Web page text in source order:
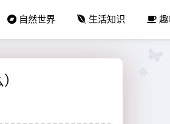
自然世界 生活知识 趣